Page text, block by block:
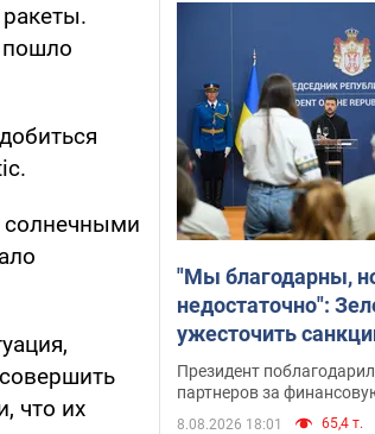
пошло
солнечными
что их
"Мы благодарны,
недостаточно":
ужесточить
России
Президент
партнеров за
8.08.2026 18:01 65,4 т.